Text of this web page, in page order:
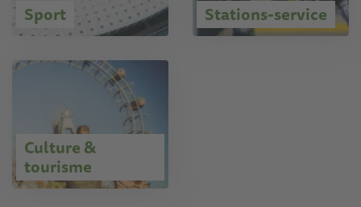
Sport Stations-service
Culture &
tourisme